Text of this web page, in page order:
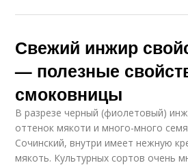
Свежий инжир
— полезные
смоковницы
В разрезе черный (фиолетовый)
оттенок мякоти и много-много
Сочинский, внутри имеет нежную
мякоть. Культурных сортов очень